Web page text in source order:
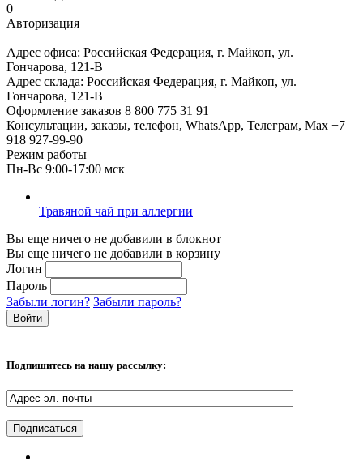
0
Авторизация
Адрес офиса: Российская Федерация, г. Майкоп, ул.
Гончарова, 121-В
Адрес склада: Российская Федерация, г. Майкоп, ул.
Гончарова, 121-В
Оформление заказов 8 800 775 31 91
Консультации, заказы, телефон, WhatsApp, Телеграм, Мах +7
918 927-99-90
Режим работы
Пн-Вс 9:00-17:00 мск
Травяной чай при аллергии
Вы еще ничего не добавили в блокнот
Вы еще ничего не добавили в корзину
Логин
Пароль
Забыли логин? Забыли пароль?
Подпишитесь на нашу рассылку: